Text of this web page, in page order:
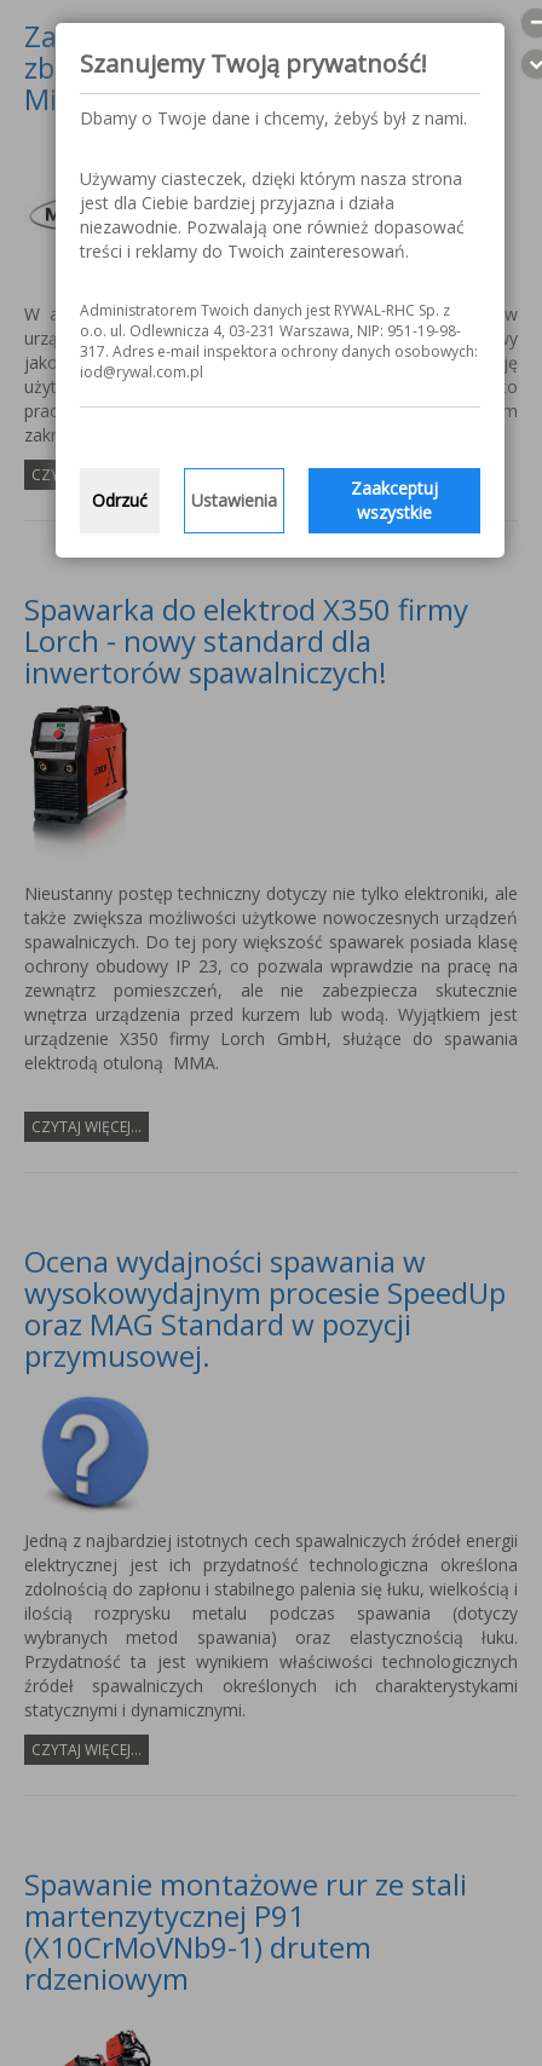
Zastosowanie technologii kart
zbliżeniowych NFC w urządzeniach
MicorMIG firmy Lorch
W artykule omówiono zastosowanie kart zbliżeniowych w
urządzeniach spawalniczych firmy Lorch. W celu poprawy
jakości połączeń spawanych stosujemy autoryzację
użytkowników kartami zbliżeniowymi NFC. Gwarantuje to
pracę wybranym programem spawalniczym w dopuszczalnym
zakresie parametrów.
CZYTAJ WIĘCEJ...
Spawarka do elektrod X350 firmy
Lorch - nowy standard dla
inwertorów spawalniczych!
Nieustanny postęp techniczny dotyczy nie tylko elektroniki, ale
także zwiększa możliwości użytkowe nowoczesnych urządzeń
spawalniczych. Do tej pory większość spawarek posiada klasę
ochrony obudowy IP 23, co pozwala wprawdzie na pracę na
zewnątrz pomieszczeń, ale nie zabezpiecza skutecznie
wnętrza urządzenia przed kurzem lub wodą. Wyjątkiem jest
urządzenie X350 firmy Lorch GmbH, służące do spawania
elektrodą otuloną MMA.
CZYTAJ WIĘCEJ...
Ocena wydajności spawania w
wysokowydajnym procesie SpeedUp
oraz MAG Standard w pozycji
przymusowej.
Jedną z najbardziej istotnych cech spawalniczych źródeł energii
elektrycznej jest ich przydatność technologiczna określona
zdolnością do zapłonu i stabilnego palenia się łuku, wielkością i
ilością rozprysku metalu podczas spawania (dotyczy
wybranych metod spawania) oraz elastycznością łuku.
Przydatność ta jest wynikiem właściwości technologicznych
źródeł spawalniczych określonych ich charakterystykami
statycznymi i dynamicznymi.
CZYTAJ WIĘCEJ...
Spawanie montażowe rur ze stali
martenzytycznej P91
(X10CrMoVNb9-1) drutem
rdzeniowym
Szanujemy Twoją prywatność!
Dbamy o Twoje dane i chcemy, żebyś był z nami.
Używamy ciasteczek, dzięki którym nasza strona
jest dla Ciebie bardziej przyjazna i działa
niezawodnie. Pozwalają one również dopasować
treści i reklamy do Twoich zainteresowań.
Administratorem Twoich danych jest RYWAL-RHC Sp. z
o.o. ul. Odlewnicza 4, 03-231 Warszawa, NIP: 951-19-98-
317. Adres e-mail inspektora ochrony danych osobowych:
iod@rywal.com.pl
Odrzuć Ustawienia
Zaakceptuj
wszystkie